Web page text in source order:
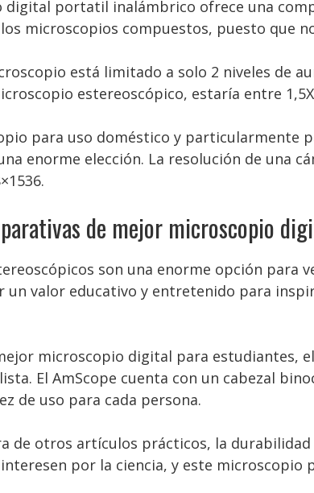
digital portatil inalámbrico ofrece una
microscopios compuestos, puesto que
está limitado a solo 2 niveles de
estereoscópico, estaría entre 1,5X
para uso doméstico y particularmente
enorme elección. La resolución de una
de mejor microscopio
son una enorme opción para
un valor educativo y entretenido para
microscopio digital para estudiantes, el
El AmScope cuenta con un cabezal
de uso para cada persona.
de otros artículos prácticos, la
por la ciencia, y este microscopio